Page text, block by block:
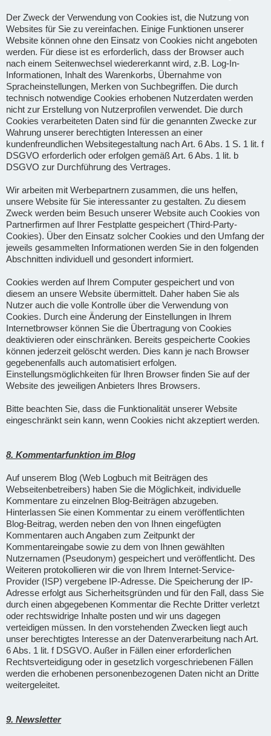
Der Zweck der Verwendung von Cookies ist, die Nutzung von
Websites für Sie zu vereinfachen. Einige Funktionen unserer
Website können ohne den Einsatz von Cookies nicht angeboten
werden. Für diese ist es erforderlich, dass der Browser auch
nach einem Seitenwechsel wiedererkannt wird, z.B. Log-In-
Informationen, Inhalt des Warenkorbs, Übernahme von
Spracheinstellungen, Merken von Suchbegriffen. Die durch
technisch notwendige Cookies erhobenen Nutzerdaten werden
nicht zur Erstellung von Nutzerprofilen verwendet. Die durch
Cookies verarbeiteten Daten sind für die genannten Zwecke zur
Wahrung unserer berechtigten Interessen an einer
kundenfreundlichen Websitegestaltung nach Art. 6 Abs. 1 S. 1 lit. f
DSGVO erforderlich oder erfolgen gemäß Art. 6 Abs. 1 lit. b
DSGVO zur Durchführung des Vertrages.
Wir arbeiten mit Werbepartnern zusammen, die uns helfen,
unsere Website für Sie interessanter zu gestalten. Zu diesem
Zweck werden beim Besuch unserer Website auch Cookies von
Partnerfirmen auf Ihrer Festplatte gespeichert (Third-Party-
Cookies). Über den Einsatz solcher Cookies und den Umfang der
jeweils gesammelten Informationen werden Sie in den folgenden
Abschnitten individuell und gesondert informiert.
Cookies werden auf Ihrem Computer gespeichert und von
diesem an unsere Website übermittelt. Daher haben Sie als
Nutzer auch die volle Kontrolle über die Verwendung von
Cookies. Durch eine Änderung der Einstellungen in Ihrem
Internetbrowser können Sie die Übertragung von Cookies
deaktivieren oder einschränken. Bereits gespeicherte Cookies
können jederzeit gelöscht werden. Dies kann je nach Browser
gegebenenfalls auch automatisiert erfolgen.
Einstellungsmöglichkeiten für Ihren Browser finden Sie auf der
Website des jeweiligen Anbieters Ihres Browsers.
Bitte beachten Sie, dass die Funktionalität unserer Website
eingeschränkt sein kann, wenn Cookies nicht akzeptiert werden.
8. Kommentarfunktion im Blog
Auf unserem Blog (Web Logbuch mit Beiträgen des
Webseitenbetreibers) haben Sie die Möglichkeit, individuelle
Kommentare zu einzelnen Blog-Beiträgen abzugeben.
Hinterlassen Sie einen Kommentar zu einem veröffentlichten
Blog-Beitrag, werden neben den von Ihnen eingefügten
Kommentaren auch Angaben zum Zeitpunkt der
Kommentareingabe sowie zu dem von Ihnen gewählten
Nutzernamen (Pseudonym) gespeichert und veröffentlicht. Des
Weiteren protokollieren wir die von Ihrem Internet-Service-
Provider (ISP) vergebene IP-Adresse. Die Speicherung der IP-
Adresse erfolgt aus Sicherheitsgründen und für den Fall, dass Sie
durch einen abgegebenen Kommentar die Rechte Dritter verletzt
oder rechtswidrige Inhalte posten und wir uns dagegen
verteidigen müssen. In den vorstehenden Zwecken liegt auch
unser berechtigtes Interesse an der Datenverarbeitung nach Art.
6 Abs. 1 lit. f DSGVO. Außer in Fällen einer erforderlichen
Rechtsverteidigung oder in gesetzlich vorgeschriebenen Fällen
werden die erhobenen personenbezogenen Daten nicht an Dritte
weitergeleitet.
9. Newsletter